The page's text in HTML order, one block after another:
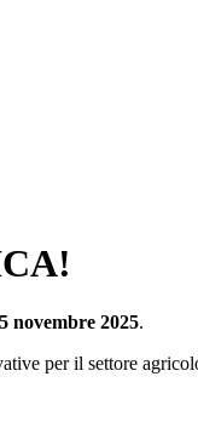
novembre 2025.
per il settore